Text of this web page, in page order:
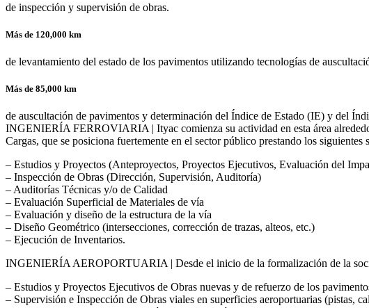
de inspección y supervisión de obras.
Más de 120,000 km
de levantamiento del estado de los pavimentos utilizando tecnologías de
Más de 85,000 km
de auscultación de pavimentos y determinación del Índice de Estado (IE) y del
INGENIERÍA FERROVIARIA | Ityac comienza su actividad en esta área
Cargas, que se posiciona fuertemente en el sector público prestando los siguientes
– Estudios y Proyectos (Anteproyectos, Proyectos Ejecutivos, Evaluación del
– Inspección de Obras (Dirección, Supervisión, Auditoría)
– Auditorías Técnicas y/o de Calidad
– Evaluación Superficial de Materiales de vía
– Evaluación y diseño de la estructura de la vía
– Diseño Geométrico (intersecciones, corrección de trazas, alteos, etc.)
– Ejecución de Inventarios.
INGENIERÍA AEROPORTUARIA | Desde el inicio de la formalización de la
– Estudios y Proyectos Ejecutivos de Obras nuevas y de refuerzo de los
– Supervisión e Inspección de Obras viales en superficies aeroportuarias (pistas,